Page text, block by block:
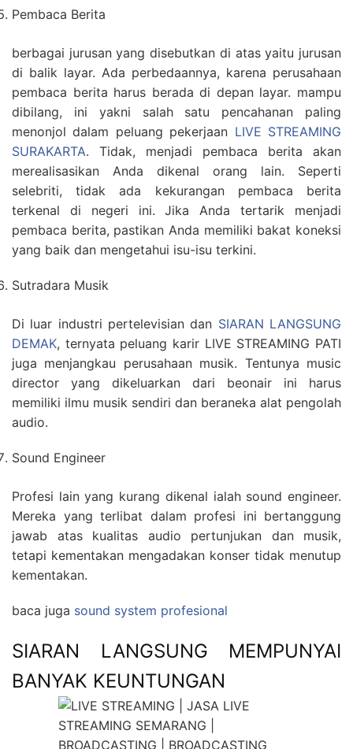
Pembaca Berita
berbagai jurusan yang disebutkan di atas yaitu jurusan
di balik layar. Ada perbedaannya, karena perusahaan
pembaca berita harus berada di depan layar. mampu
dibilang, ini yakni salah satu pencahanan paling
menonjol dalam peluang pekerjaan LIVE STREAMING
SURAKARTA. Tidak, menjadi pembaca berita akan
merealisasikan Anda dikenal orang lain. Seperti
selebriti, tidak ada kekurangan pembaca berita
terkenal di negeri ini. Jika Anda tertarik menjadi
pembaca berita, pastikan Anda memiliki bakat koneksi
yang baik dan mengetahui isu-isu terkini.
Sutradara Musik
Di luar industri pertelevisian dan SIARAN LANGSUNG
DEMAK, ternyata peluang karir LIVE STREAMING PATI
juga menjangkau perusahaan musik. Tentunya music
director yang dikeluarkan dari beonair ini harus
memiliki ilmu musik sendiri dan beraneka alat pengolah
audio.
Sound Engineer
Profesi lain yang kurang dikenal ialah sound engineer.
Mereka yang terlibat dalam profesi ini bertanggung
jawab atas kualitas audio pertunjukan dan musik,
tetapi kementakan mengadakan konser tidak menutup
kementakan.
baca juga sound system profesional
SIARAN LANGSUNG MEMPUNYAI
BANYAK KEUNTUNGAN